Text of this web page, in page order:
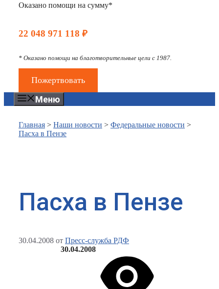
Оказано помощи на сумму*
22 048 971 118 ₽
* Оказано помощи на благотворительные цели с 1987.
Пожертвовать
Меню
Главная > Наши новости > Федеральные новости >
Пасха в Пензе
Пасха в Пензе
30.04.2008 от Пресс-служба РДФ
30.04.2008